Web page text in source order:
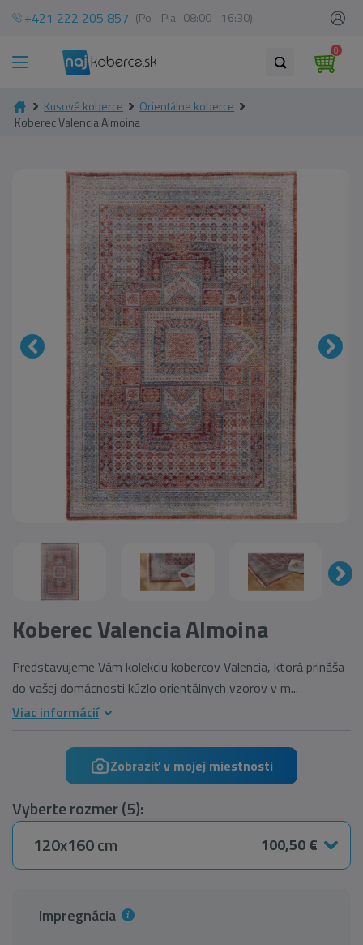
+421 222 205 857 (Po - Pia 08:00 - 16:30)
0
Kusové koberce
Orientálne koberce
Koberec Valencia Almoina
Koberec Valencia Almoina
Predstavujeme Vám kolekciu kobercov Valencia, ktorá prináša
do vašej domácnosti kúzlo orientálnych vzorov v m...
Viac informácií
Zobraziť v mojej miestnosti
Vyberte rozmer (5):
120x160 cm
100,50 €
Impregnácia